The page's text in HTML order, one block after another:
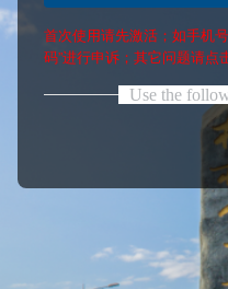
首次使用请先激活；如手机
码”进行申诉；其它问题请点
Use the